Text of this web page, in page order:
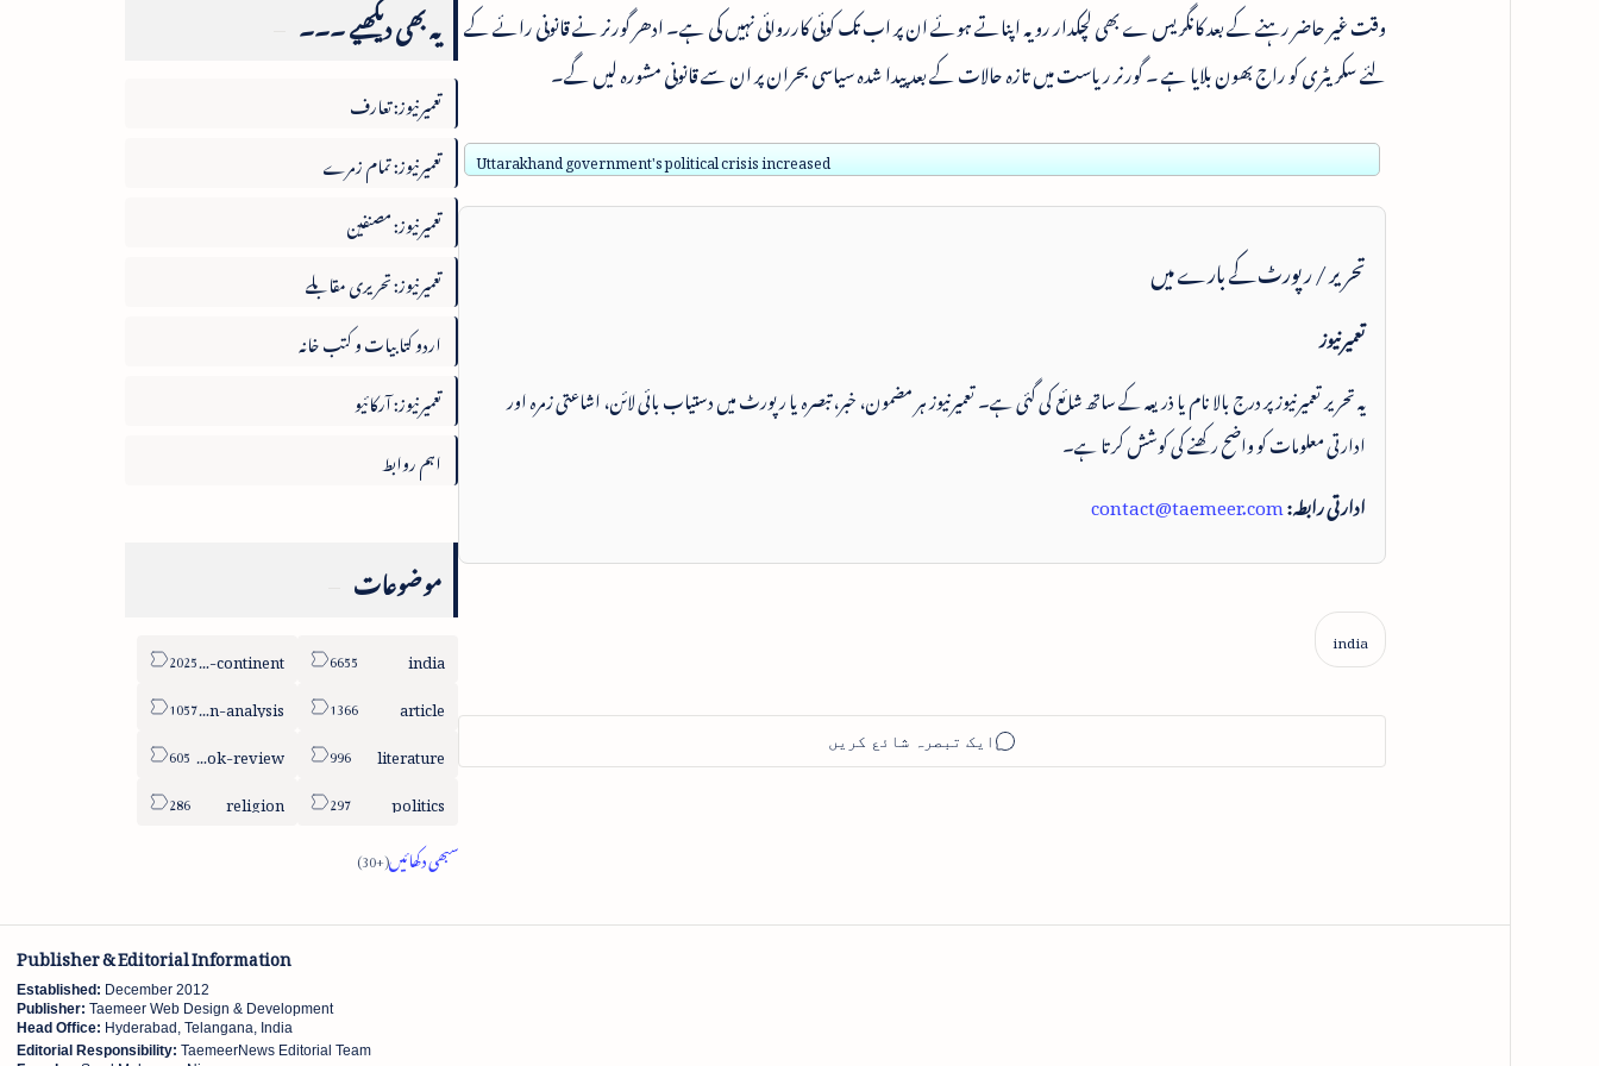
وقت غیر حاضر رہنے کے بعد کانگریس ے بھی لچکدار رویہ اپناتے ہوئے ان پر اب تک کوئی کارروائی نہیں کی ہے۔ ادھر گورنر نے قانونی رائے کے
لئے سکریٹری کو راج بھون بلایا ہے ۔ گورنر ریاست میں تازہ حالات کے بعد پیدا شدہ سیاسی بحران پر ان سے قانونی مشورہ لیں گے۔
Uttarakhand government's political crisis increased
تحریر / رپورٹ کے بارے میں
تعمیرنیوز
یہ تحریر تعمیرنیوز پر درج بالا نام یا ذریعہ کے ساتھ شائع کی گئی ہے۔ تعمیرنیوز ہر مضمون، خبر، تبصرہ یا رپورٹ میں دستیاب بائی لائن، اشاعتی زمرہ اور
ادارتی معلومات کو واضح رکھنے کی کوشش کرتا ہے۔
ادارتی رابطہ:contact@taemeer.com
یہ بھی دیکھیے ۔۔۔
تعمیرنیوز: تعارف
تعمیرنیوز: تمام زمرے
تعمیرنیوز: مصنفین
تعمیرنیوز: تحریری مقابلے
اردو کتابیات و کتب خانہ
تعمیرنیوز: آرکائیو
اہم روابط
موضوعات
india
sub-continent
article
column-analysis
literature
book-review
politics
religion
Publisher & Editorial Information
Established: December 2012
Publisher: Taemeer Web Design & Development
Head Office: Hyderabad, Telangana, India
Editorial Responsibility: TaemeerNews Editorial Team